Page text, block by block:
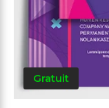
Gratuit